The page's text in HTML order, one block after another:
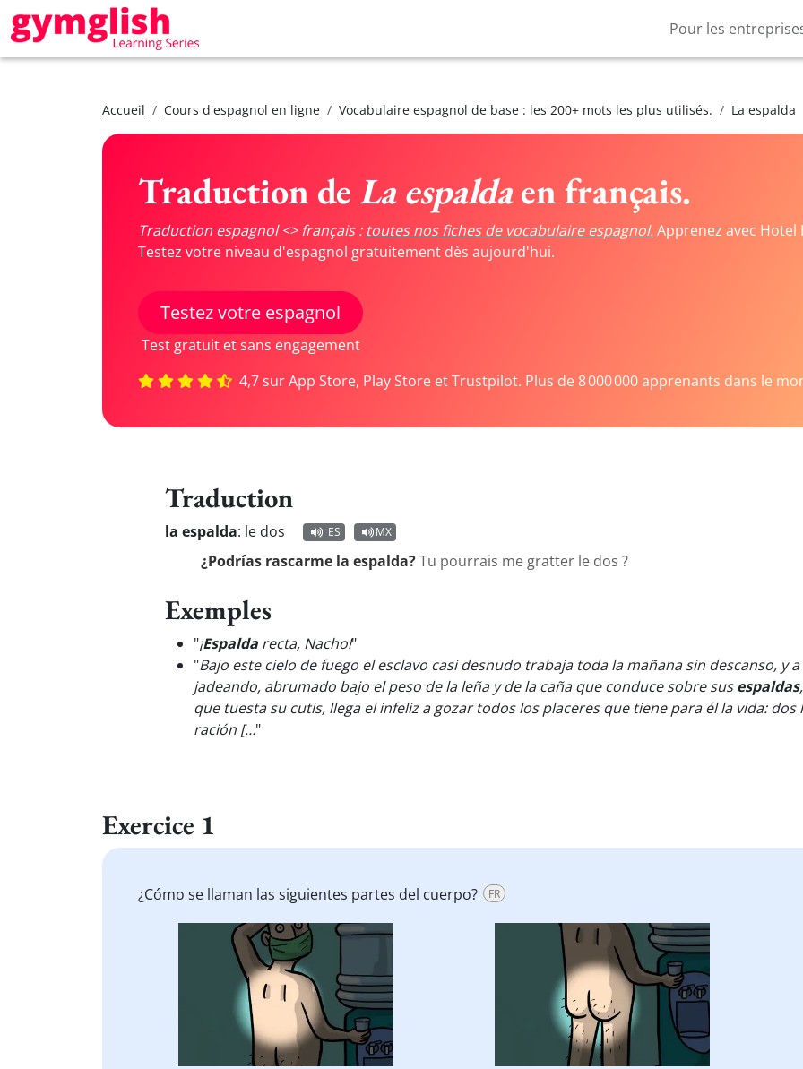
Pour les
Accueil Cours d'espagnol en ligne Vocabulaire espagnol de base : les 200+ mots les plus utilisés. La espalda
Traduction de La espaldaen français.
Traduction espagnol <> français : toutes nos fiches de vocabulaire espagnol.Apprenez avec
Testez votre niveau d'espagnol gratuitement dès aujourd'hui.
Testez votre espagnol
Test gratuit et sans engagement
4,7 sur App Store, Play Store et Trustpilot. Plus de 8 000 000 apprenants dans le
Traduction
la espalda: le dos ES MX
¿Podrías rascarme la espalda?Tu pourrais me gratter le dos ?
Exemples
"¡Espalda recta, Nacho!"
"Bajo este cielo de fuego el esclavo casi desnudo trabaja toda la mañana sin descanso, y
jadeando, abrumado bajo el peso de la leña y de la caña que conduce sobre susespaldas
que tuesta su cutis, llega el infeliz a gozar todos los placeres que tiene para él la vida: dos
ración […"
Exercice 1
¿Cómo se llaman las siguientes partes del cuerpo? FR